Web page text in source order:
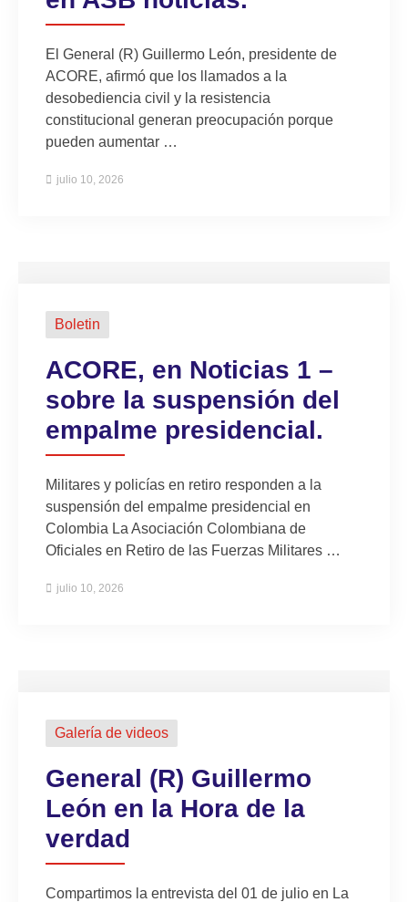
El General (R) Guillermo León, presidente de
ACORE, afirmó que los llamados a la
desobediencia civil y la resistencia
constitucional generan preocupación porque
pueden aumentar …
julio 10, 2026
Boletin
ACORE, en Noticias 1 –
sobre la suspensión del
empalme presidencial.
Militares y policías en retiro responden a la
suspensión del empalme presidencial en
Colombia La Asociación Colombiana de
Oficiales en Retiro de las Fuerzas Militares …
julio 10, 2026
Galería de videos
General (R) Guillermo
León en la Hora de la
verdad
Compartimos la entrevista del 01 de julio en La